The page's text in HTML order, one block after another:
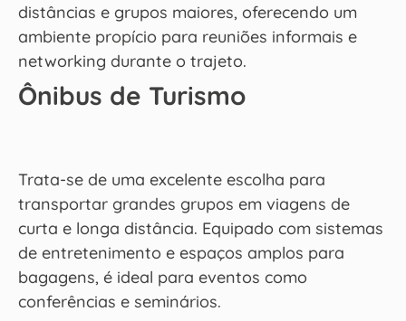
distâncias e grupos maiores, oferecendo um
ambiente propício para reuniões informais e
networking durante o trajeto.
Ônibus de Turismo
Trata-se de uma excelente escolha para
transportar grandes grupos em viagens de
curta e longa distância. Equipado com sistemas
de entretenimento e espaços amplos para
bagagens, é ideal para eventos como
conferências e seminários.